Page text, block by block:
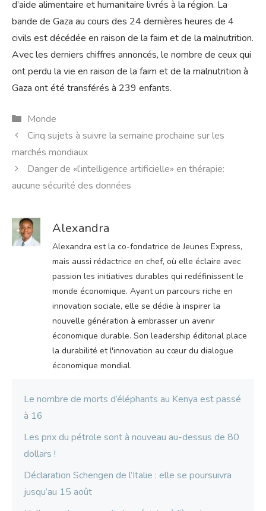
d’aide alimentaire et humanitaire livrés à la région. La
bande de Gaza au cours des 24 dernières heures de 4
civils est décédée en raison de la faim et de la malnutrition.
Avec les derniers chiffres annoncés, le nombre de ceux qui
ont perdu la vie en raison de la faim et de la malnutrition à
Gaza ont été transférés à 239 enfants.
Catégories
Monde
Cinq sujets à suivre la semaine prochaine sur les
marchés mondiaux
Danger de «l’intelligence artificielle» en thérapie:
aucune sécurité des données
Alexandra
Alexandra est la co-fondatrice de Jeunes Express,
mais aussi rédactrice en chef, où elle éclaire avec
passion les initiatives durables qui redéfinissent le
monde économique. Ayant un parcours riche en
innovation sociale, elle se dédie à inspirer la
nouvelle génération à embrasser un avenir
économique durable. Son leadership éditorial place
la durabilité et l'innovation au cœur du dialogue
économique mondial.
Le nombre de morts d’éléphants au Kenya est passé
à 16
Les prix du pétrole sont à nouveau au-dessus de 80
dollars !
Déclaration Schengen de l’Italie : elle se poursuivra
jusqu’au 15 août